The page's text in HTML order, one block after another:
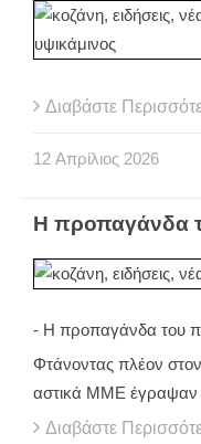
Διαβάστε
12 Απρίλιος 2026
Η προπαγάνδα
- Η προπαγάνδα του
Φτάνοντας πλέον
αστικά ΜΜΕ έγραψαν
Διαβάστε